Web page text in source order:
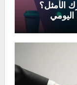
الأمثل؟